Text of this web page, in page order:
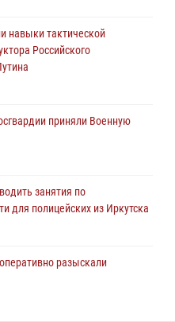
родственникам
навыки тактической
Российского
приняли Военную
занятия по
для полицейских из Иркутска
разыскали